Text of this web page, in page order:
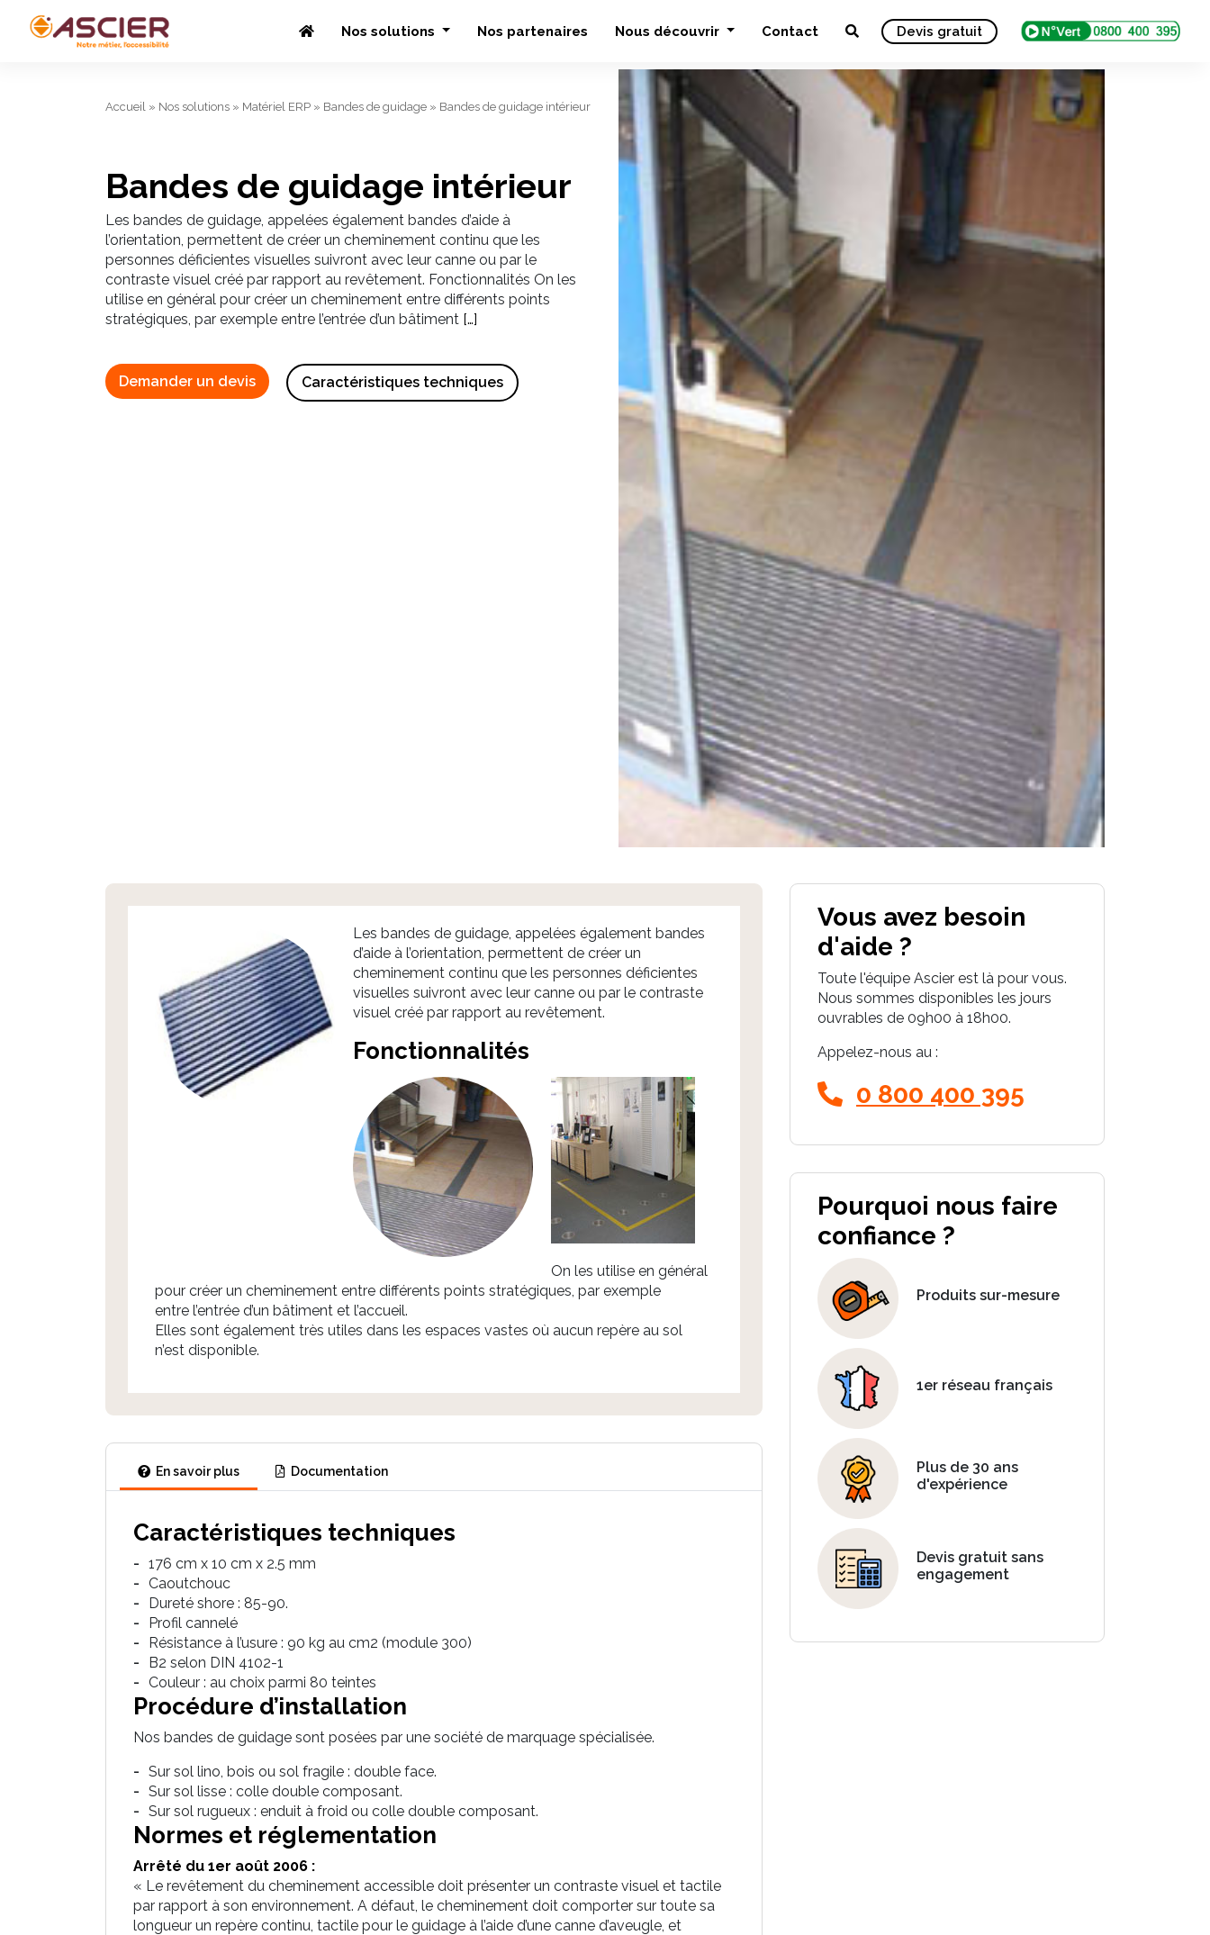
Nos solutions Nos partenaires Nous découvrir Contact Devis gratuit
Accueil » Nos solutions » Matériel ERP » Bandes de guidage » Bandes de guidage intérieur
Bandes de guidage intérieur
Les bandes de guidage, appelées également bandes d’aide à
l’orientation, permettent de créer un cheminement continu que les
personnes déficientes visuelles suivront avec leur canne ou par le
contraste visuel créé par rapport au revêtement. Fonctionnalités On les
utilise en général pour créer un cheminement entre différents points
stratégiques, par exemple entre l’entrée d’un bâtiment […]
Demander un devis Caractéristiques techniques
Les bandes de guidage, appelées également bandes
d’aide à l’orientation, permettent de créer un
cheminement continu que les personnes déficientes
visuelles suivront avec leur canne ou par le contraste
visuel créé par rapport au revêtement.
Fonctionnalités
On les utilise en général
pour créer un cheminement entre différents points stratégiques, par exemple
entre l’entrée d’un bâtiment et l’accueil.
Elles sont également très utiles dans les espaces vastes où aucun repère au sol
n’est disponible.
En savoir plus Documentation
Caractéristiques techniques
176 cm x 10 cm x 2.5 mm
Caoutchouc
Dureté shore : 85-90.
Profil cannelé
Résistance à l’usure : 90 kg au cm2 (module 300)
B2 selon DIN 4102-1
Couleur : au choix parmi 80 teintes
Procédure d’installation
Nos bandes de guidage sont posées par une société de marquage spécialisée.
Sur sol lino, bois ou sol fragile : double face.
Sur sol lisse : colle double composant.
Sur sol rugueux : enduit à froid ou colle double composant.
Normes et réglementation
Arrêté du 1er août 2006 :
« Le revêtement du cheminement accessible doit présenter un contraste visuel et tactile
par rapport à son environnement. A défaut, le cheminement doit comporter sur toute sa
longueur un repère continu, tactile pour le guidage à l’aide d’une canne d’aveugle, et
Vous avez besoin
d'aide ?
Toute l'équipe Ascier est là pour vous.
Nous sommes disponibles les jours
ouvrables de 09h00 à 18h00.
Appelez-nous au :
0 800 400 395
Pourquoi nous faire
confiance ?
Produits sur-mesure
1er réseau français
Plus de 30 ans
d'expérience
Devis gratuit sans
engagement